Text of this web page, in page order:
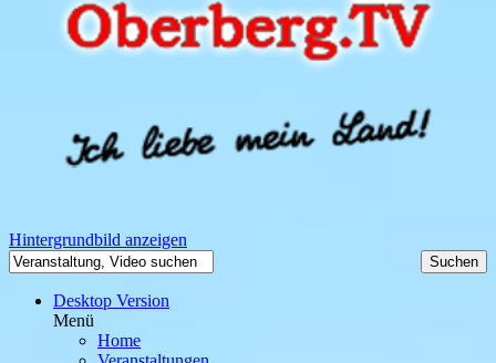
Hintergrundbild anzeigen
Desktop Version
Menü
Home